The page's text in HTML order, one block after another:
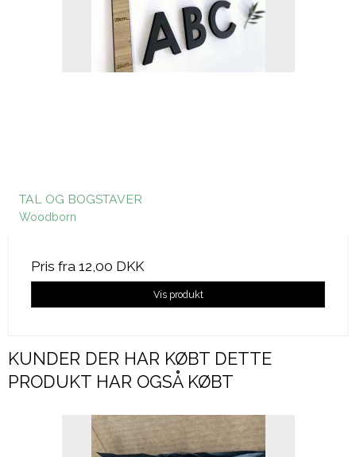
TAL OG BOGSTAVER
Woodborn
Pris fra 12,00 DKK
Vis produkt
KUNDER DER HAR KØBT DETTE
PRODUKT HAR OGSÅ KØBT